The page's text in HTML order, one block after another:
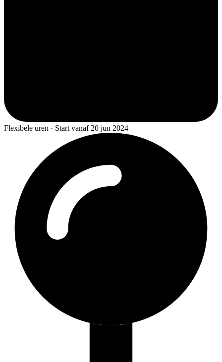
Flexibele uren · Start vanaf 20 jun 2024